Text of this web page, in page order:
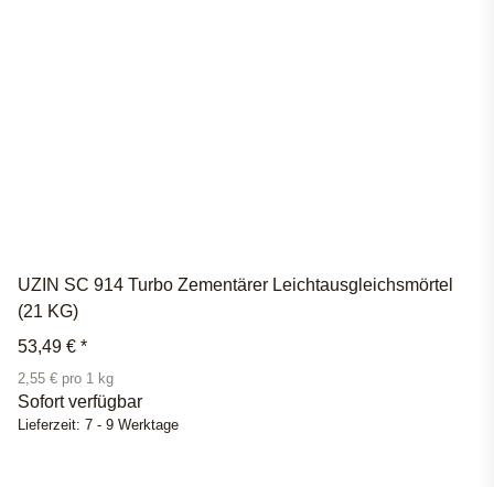
UZIN SC 914 Turbo Zementärer Leichtausgleichsmörtel
(21 KG)
53,49 € *
2,55 € pro 1 kg
Sofort verfügbar
Lieferzeit: 7 - 9 Werktage